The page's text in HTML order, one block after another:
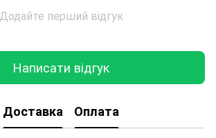
Додайте перший відгук
Написати відгук
Доставка Оплата